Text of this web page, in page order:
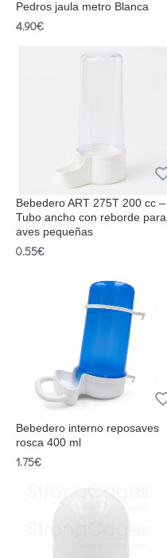
Pedros jaula metro Blanca
4.90€
Bebedero ART 275T 200 cc –
Tubo ancho con reborde para
aves pequeñas
0.55€
Bebedero interno reposaves
rosca 400 ml
1.75€